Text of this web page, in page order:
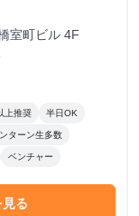
室町ビル 4F
上推奨 半日OK
ターン生多数
ベンチャー
る